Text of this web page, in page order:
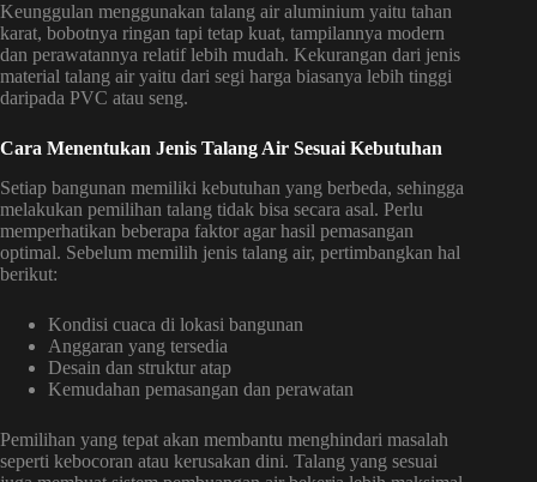
Keunggulan menggunakan talang air aluminium yaitu tahan
karat, bobotnya ringan tapi tetap kuat, tampilannya modern
dan perawatannya relatif lebih mudah. Kekurangan dari jenis
material talang air yaitu dari segi harga biasanya lebih tinggi
daripada PVC atau seng.
Cara Menentukan Jenis Talang Air Sesuai Kebutuhan
Setiap bangunan memiliki kebutuhan yang berbeda, sehingga
melakukan pemilihan talang tidak bisa secara asal. Perlu
memperhatikan beberapa faktor agar hasil pemasangan
optimal. Sebelum memilih jenis talang air, pertimbangkan hal
berikut:
Kondisi cuaca di lokasi bangunan
Anggaran yang tersedia
Desain dan struktur atap
Kemudahan pemasangan dan perawatan
Pemilihan yang tepat akan membantu menghindari masalah
seperti kebocoran atau kerusakan dini. Talang yang sesuai